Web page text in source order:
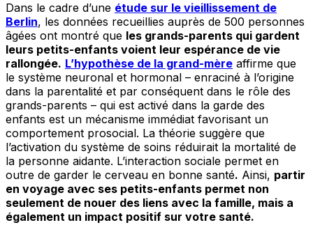
Dans le cadre d’une étude sur le vieillissement de
Berlin, les données recueillies auprès de 500 personnes
âgées ont montré que les grands-parents qui gardent
leurs petits-enfants voient leur espérance de vie
rallongée. L’hypothèse de la grand-mère affirme que
le système neuronal et hormonal – enraciné à l’origine
dans la parentalité et par conséquent dans le rôle des
grands-parents – qui est activé dans la garde des
enfants est un mécanisme immédiat favorisant un
comportement prosocial. La théorie suggère que
l’activation du système de soins réduirait la mortalité de
la personne aidante. L’interaction sociale permet en
outre de garder le cerveau en bonne santé. Ainsi, partir
en voyage avec ses petits-enfants permet non
seulement de nouer des liens avec la famille, mais a
également un impact positif sur votre santé.